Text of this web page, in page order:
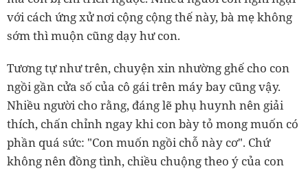
với cách ứng xử nơi cộng cộng thế này, bà mẹ không
sớm thì muộn cũng dạy hư con.
Tương tự như trên, chuyện xin nhường ghế cho con
ngồi gần cửa số của cô gái trên máy bay cũng vậy.
Nhiều người cho rằng, đáng lẽ phụ huynh nên giải
thích, chấn chỉnh ngay khi con bày tỏ mong muốn có
phần quá sức: "Con muốn ngồi chỗ này cơ". Chứ
không nên đồng tình, chiều chuộng theo ý của con